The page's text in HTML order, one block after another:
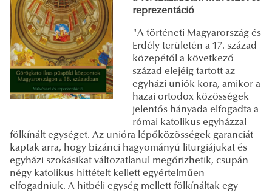
reprezentáció
"A történeti Magyarország és
Erdély területén a 17. század
közepétől a következő
század elejéig tartott az
egyházi uniók kora, amikor a
hazai ortodox közösségek
jelentős hányada elfogadta a
római katolikus egyházzal
fölkínált egységet. Az unióra lépőközösségek garanciát
kaptak arra, hogy bizánci hagyományú liturgiájukat és
egyházi szokásikat változatlanul megőrizhetik, csupán
négy katolikus hittételt kellett egyértelműen
elfogadniuk. A hitbéli egység mellett fölkínáltak egy